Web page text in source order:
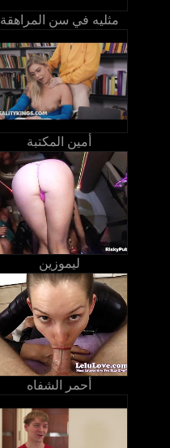
مثليه في سن المراهقة
أمين المكتبة
ليموزين
أحمر الشفاه